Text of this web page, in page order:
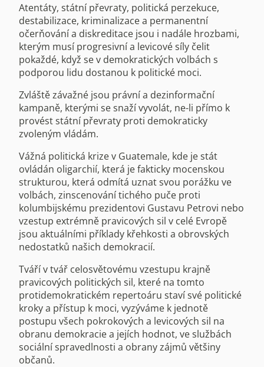
Atentáty, státní převraty, politická perzekuce,
destabilizace, kriminalizace a permanentní
očerňování a diskreditace jsou i nadále hrozbami,
kterým musí progresivní a levicové síly čelit
pokaždé, když se v demokratických volbách s
podporou lidu dostanou k politické moci.
Zvláště závažné jsou právní a dezinformační
kampaně, kterými se snaží vyvolát, ne-li přímo k
provést státní převraty proti demokraticky
zvoleným vládám.
Vážná politická krize v Guatemale, kde je stát
ovládán oligarchií, která je fakticky mocenskou
strukturou, která odmítá uznat svou porážku ve
volbách, zinscenování tichého puče proti
kolumbijskému prezidentovi Gustavu Petrovi nebo
vzestup extrémně pravicových sil v celé Evropě
jsou aktuálními příklady křehkosti a obrovských
nedostatků našich demokracií.
Tváří v tvář celosvětovému vzestupu krajně
pravicových politických sil, které na tomto
protidemokratickém repertoáru staví své politické
kroky a přístup k moci, vyzýváme k jednotě
postupu všech pokrokových a levicových sil na
obranu demokracie a jejích hodnot, ve službách
sociální spravedlnosti a obrany zájmů většiny
občanů.